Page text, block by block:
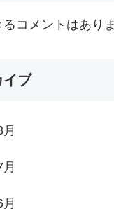
コメントはあり
イブ